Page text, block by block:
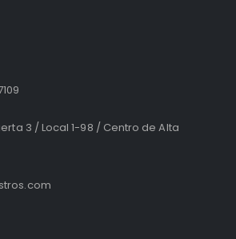
3 / Local 1-98 / Centro de Alta